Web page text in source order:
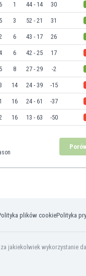
1 44 - 14 30
5 3 52 - 21 31
6 43 - 17 26
6 42 - 25 17
5 8 27 - 29 -2
14 24 - 39 -15
1 16 24 - 61 -37
16 13 - 63 -50
plików cookiePolityka
jakiekolwiek wykorzystanie